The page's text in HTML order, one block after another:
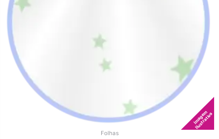
Imagem
Ilustrativa
Folhas